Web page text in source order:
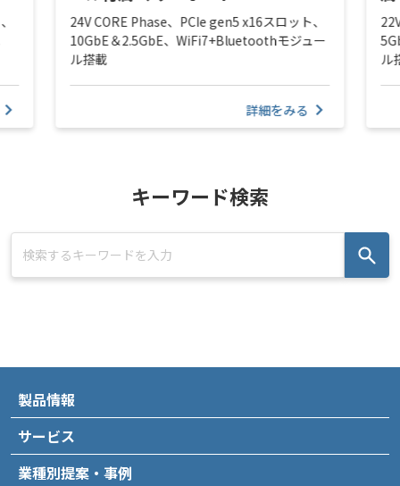
24V CORE Phase、PCIe gen5 x16スロット、
10GbE＆2.5GbE、WiFi7+Bluetoothモジュー
ル搭載
詳細をみる
ル
キーワード検索
製品情報
サービス
業種別提案・事例